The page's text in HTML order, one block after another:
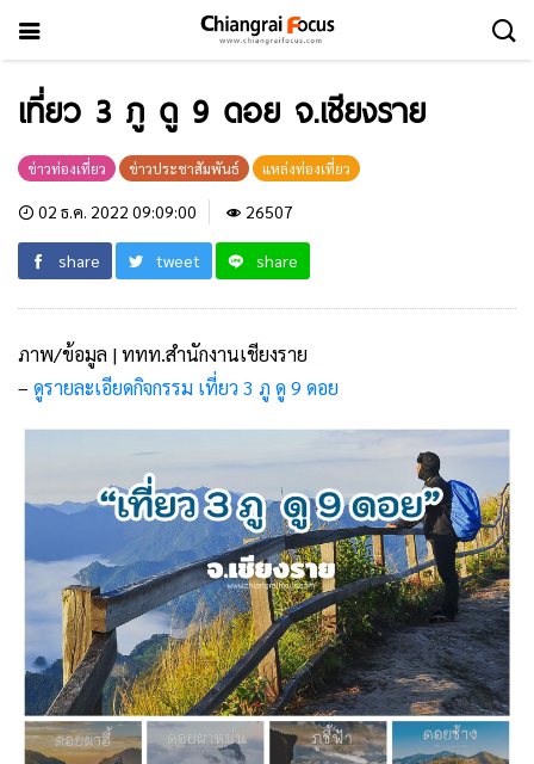
เที่ยว 3 ภู ดู 9 ดอย จ.เชียงราย
ข่าวท่องเที่ยว ข่าวประชาสัมพันธ์ แหล่งท่องเที่ยว
02 ธ.ค. 2022 09:09:00 26507
share tweet share
ภาพ/ข้อมูล | ททท.สำนักงานเชียงราย
–ดูรายละเอียดกิจกรรม เที่ยว 3 ภู ดู 9 ดอย